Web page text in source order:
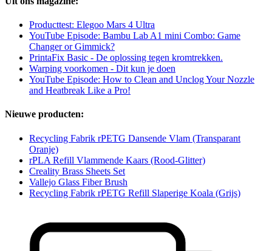
Producttest: Elegoo Mars 4 Ultra
YouTube Episode: Bambu Lab A1 mini Combo: Game
Changer or Gimmick?
PrintaFix Basic - De oplossing tegen kromtrekken.
Warping voorkomen - Dit kun je doen
YouTube Episode: How to Clean and Unclog Your Nozzle
and Heatbreak Like a Pro!
Nieuwe producten:
Recycling Fabrik rPETG Dansende Vlam (Transparant
Oranje)
rPLA Refill Vlammende Kaars (Rood-Glitter)
Creality Brass Sheets Set
Vallejo Glass Fiber Brush
Recycling Fabrik rPETG Refill Slaperige Koala (Grijs)